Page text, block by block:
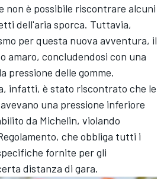
non è possibile riscontrare alcuni
dell'aria sporca. Tuttavia,
per questa nuova avventura, il
amaro, concludendosi con una
pressione delle gomme.
infatti, è stato riscontrato che le
una pressione inferiore
da Michelin, violando
che obbliga tutti i
fornite per gli
distanza di gara.